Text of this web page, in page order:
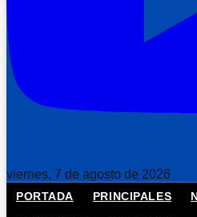
viernes, 7 de agosto de 2026
PORTADA PRINCIPALES